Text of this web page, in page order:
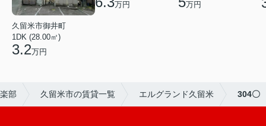
久留米市御井町
1DK (28.00㎡)
3.2万円
万円 万円
部 久留米市の賃貸一覧 エルグランド久留米 304〇